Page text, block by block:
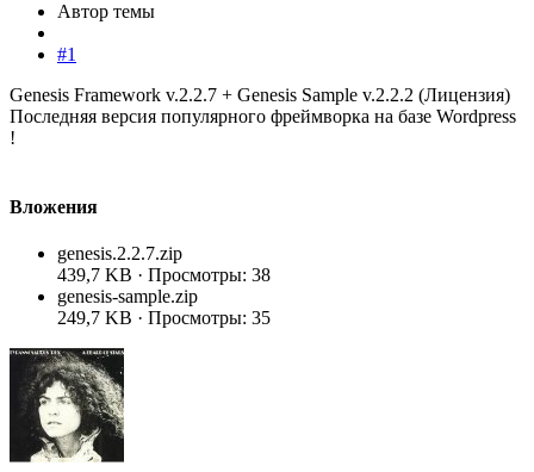
Автор темы
#1
Genesis Framework v.2.2.7 + Genesis Sample v.2.2.2 (Лицензия)
Последняя версия популярного фреймворка на базе Wordpress
!
Вложения
genesis.2.2.7.zip
439,7 KB · Просмотры: 38
genesis-sample.zip
249,7 KB · Просмотры: 35